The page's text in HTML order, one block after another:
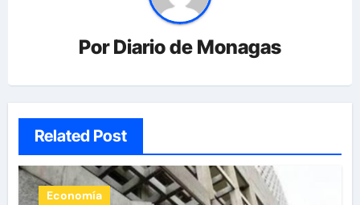
PorDiario de Monagas
Related Post
Economía